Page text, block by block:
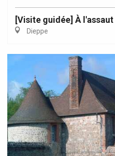
[Visite guidée] À
Dieppe